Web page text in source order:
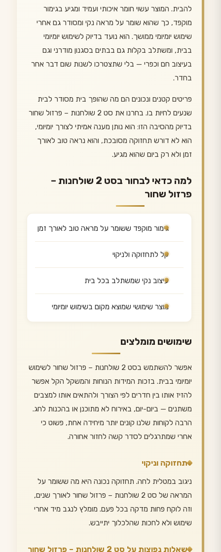
להבית. המוצר עשוי חומר איכותי ועמיד ומגיע בגימור
מוקפד, כך שהוא שומר על מראה נקי ומסודר גם אחרי
שימוש יומיומי ממושך. הוא נועד בדיוק לשימוש יומיומי
בבית, ומשתלב בקלות גם בבתים בסגנון מודרני וגם
בעיצוב חם וכפרי — בלי שתצטרכו לשנות שום דבר אחר
בחדר.
פריטים קטנים ונכונים הם מה שהופך בית מסודר לבית
שנעים לחיות בו. בחרנו את סט 2 שולחנות – פרזול שחור
בדיוק מהסיבה הזו: הוא נותן מענה אמיתי לצורך יומיומי,
הוא לא דורש תחזוקה מסובכת, והוא נראה טוב לאורך
זמן ולא רק ביום שהוא מגיע.
למה כדאי לבחור בסט 2 שולחנות –
פרזול שחור
גימור מוקפד ששומר על מראה טוב לאורך זמן
קל לתחזוקה ולניקוי
עיצוב נקי שמשתלב בכל בית
מוצר שימושי שמוצא מקום בשימוש יומיומי
שימושים מומלצים
אפשר להשתמש בסט 2 שולחנות – פרזול שחור לשימוש
יומיומי בבית. בזכות המידות הנוחות והמשקל הקל אפשר
להזיז אותו בין חדרים לפי הצורך ולהתאים אותו למצבים
משתנים — ביום-יום, באירוח לא מתוכנן או בהכנות לחג.
הרבה לקוחות שלנו קונים יותר מיחידה אחת, פשוט כי
אחרי שמתרגלים לסדר קשה לחזור אחורה.
תחזוקה וניקוי
ניגוב במטלית לחה. תחזוקה נכונה היא מה ששומר על
המראה של סט 2 שולחנות – פרזול שחור לאורך שנים,
וזה לוקח פחות מדקה בכל פעם. מומלץ לנגב מיד אחרי
שימוש ולא לחכות שהלכלוך יתייבש.
שאלות נפוצות על סט 2 שולחנות – פרזול שחור